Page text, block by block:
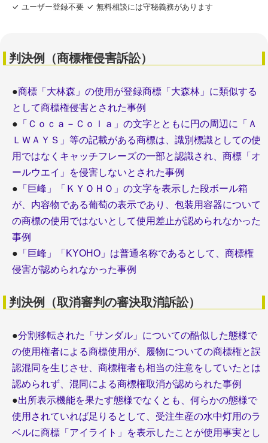
ユーザー登録不要
無料相談には守秘義務があります
判決例（商標権侵害訴訟）
●商標「大林森」の使用が登録商標「大森林」に類似する
として商標権侵害とされた事例
● 「Ｃｏｃａ－Ｃｏｌａ」の文字とともに円の周辺に「Ａ
ＬＷＡＹＳ」等の記載がある商標は、識別標識としての使
用ではなくキャッチフレーズの一部と認識され、商標「オ
ールウエイ」を侵害しないとされた事例
● 「巨峰」「ＫＹＯＨＯ」の文字を表示した段ボール箱
が、内容物である葡萄の表示であり、包装用容器について
の商標の使用ではないとして使用差止が認められなかった
事例
● 「巨峰」「KYOHO」は普通名称であるとして、商標権
侵害が認められなかった事例
判決例（取消審判の審決取消訴訟）
●分割移転された「サンダル」についての酷似した態様で
の使用権者による商標使用が、履物についての商標権と誤
認混同を生じさせ、商標権者も相当の注意をしていたとは
認められず、混同による商標権取消が認められた事例
●出所表示機能を果たす態様でなくとも、何らかの態様で
使用されていれば足りるとして、受注生産の水中灯用のラ
ベルに商標「アイライト」を表示したことが使用事実とし